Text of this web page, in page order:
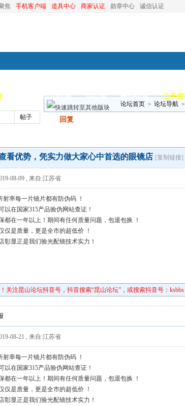
焦 手机客户端 道具中心 商家认证 勋章中心 诚信认证
昆山优选 小红娘 分类信息 二手房
帖子
论坛首页 > 论坛导航 >
回复
看优势，凭实力做大家心中首选的眼镜店 [复制链接]
08-09 , 来自:江苏省
射率每一片镜片都有防伪码 ！
以在国家315产品验伪网站查证！
都在一年以上！期间有任何质量问题，包退包换 ！
仅是质量，更是全市的超低价 ！
彰显正是我们验光配镜技术实力！
关注昆山论坛抖音号，抖音搜索“昆山论坛”，或搜索抖音号：ksbbs
08-21 , 来自:江苏省
射率每一片镜片都有防伪码 ！
以在国家315产品验伪网站查证！
都在一年以上！期间有任何质量问题，包退包换 ！
仅是质量，更是全市的超低价 ！
彰显正是我们验光配镜技术实力！